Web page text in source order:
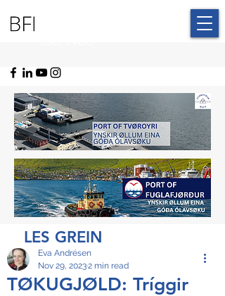
LES GREIN
TØKUGJØLD: Tríggir
Eva Andrésen
Nov 29, 20232 min read